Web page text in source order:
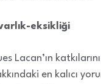
eksikliği
Lacan’ın
en kalıcı